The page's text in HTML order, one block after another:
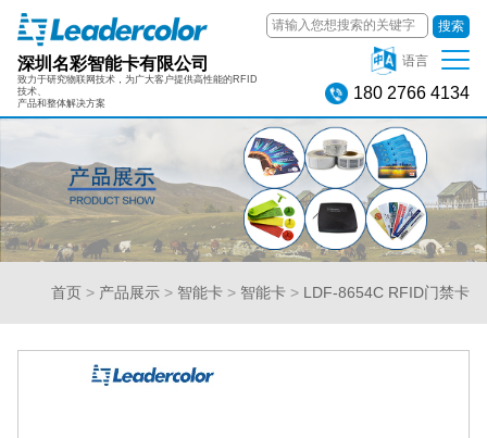
深圳名彩智能卡有限公司
致力于研究物联网技术，为广大客户提供高性能的RFID
技术、
产品和整体解决方案
搜索
语言
180 2766 4134
首页 > 产品展示 > 智能卡 > 智能卡 > LDF-8654C RFID门禁卡